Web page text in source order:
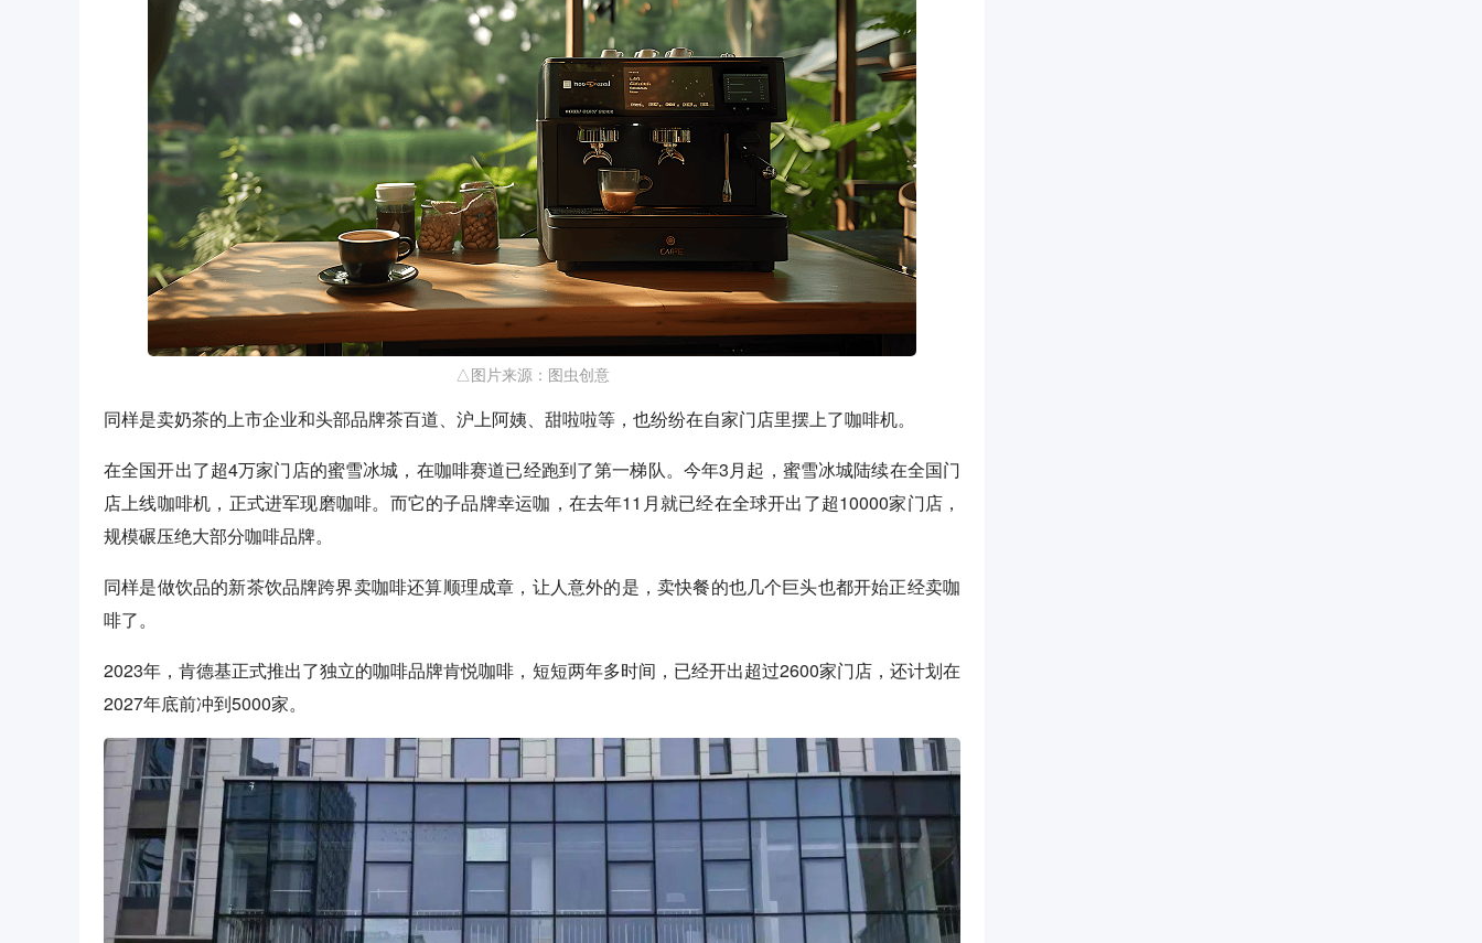
△图片来源：图虫创意
同样是卖奶茶的上市企业和头部品牌茶百道、沪上阿姨、甜啦啦等，也纷纷在自家门店里摆上了咖啡机。
在全国开出了超4万家门店的蜜雪冰城，在咖啡赛道已经跑到了第一梯队。今年3月起，蜜雪冰城陆续在全国门
店上线咖啡机，正式进军现磨咖啡。而它的子品牌幸运咖，在去年11月就已经在全球开出了超10000家门店，
规模碾压绝大部分咖啡品牌。
同样是做饮品的新茶饮品牌跨界卖咖啡还算顺理成章，让人意外的是，卖快餐的也几个巨头也都开始正经卖咖
啡了。
2023年，肯德基正式推出了独立的咖啡品牌肯悦咖啡，短短两年多时间，已经开出超过2600家门店，还计划在
2027年底前冲到5000家。